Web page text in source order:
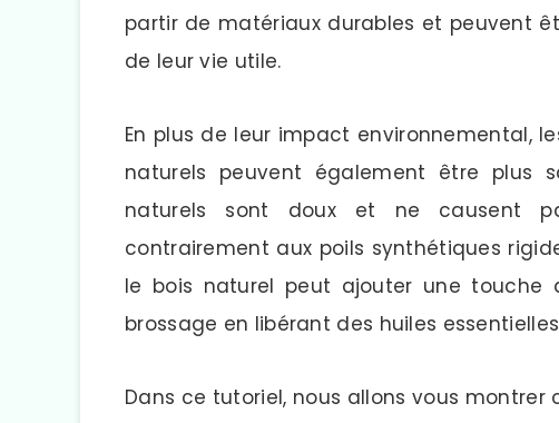
partir de matériaux durables et peuvent
de leur vie utile.
En plus de leur impact environnemental,
naturels peuvent également être plus
naturels sont doux et ne causent
contrairement aux poils synthétiques
le bois naturel peut ajouter une touche
brossage en libérant des huiles
Dans ce tutoriel, nous allons vous